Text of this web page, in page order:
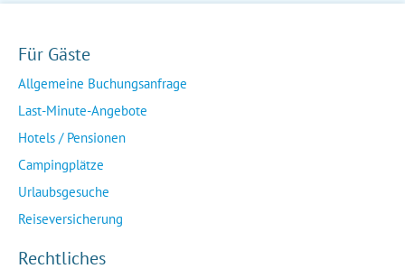
Für Gäste
Allgemeine Buchungsanfrage
Last-Minute-Angebote
Hotels / Pensionen
Campingplätze
Urlaubsgesuche
Reiseversicherung
Rechtliches